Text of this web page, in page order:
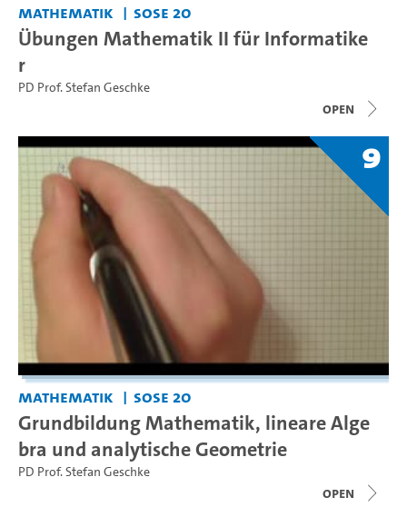
Mathematik SoSe 20
Übungen Mathematik II für Informatike
r
PD Prof. Stefan Geschke
open
9
Mathematik SoSe 20
Grundbildung Mathematik, lineare Alge
bra und analytische Geometrie
PD Prof. Stefan Geschke
open